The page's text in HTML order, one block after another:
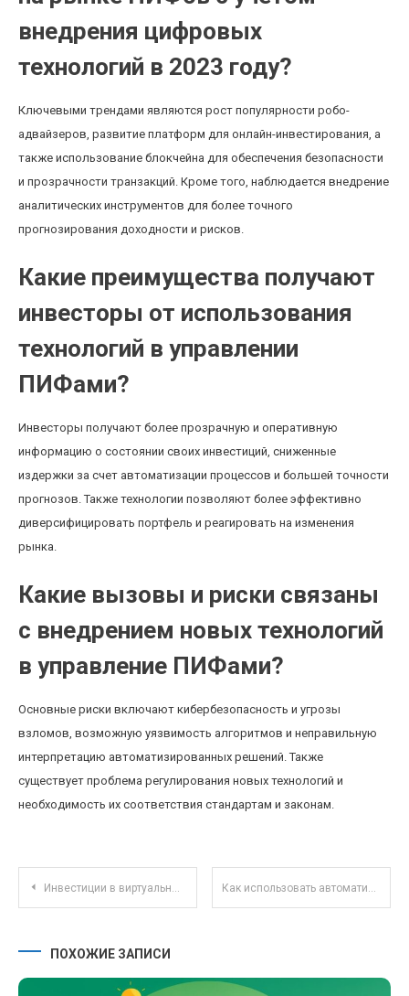
внедрения цифровых
технологий в 2023 году?
Ключевыми трендами являются рост популярности робо-
адвайзеров, развитие платформ для онлайн-инвестирования, а
также использование блокчейна для обеспечения безопасности
и прозрачности транзакций. Кроме того, наблюдается внедрение
аналитических инструментов для более точного
прогнозирования доходности и рисков.
Какие преимущества получают
инвесторы от использования
технологий в управлении
ПИФами?
Инвесторы получают более прозрачную и оперативную
информацию о состоянии своих инвестиций, сниженные
издержки за счет автоматизации процессов и большей точности
прогнозов. Также технологии позволяют более эффективно
диверсифицировать портфель и реагировать на изменения
рынка.
Какие вызовы и риски связаны
с внедрением новых технологий
в управление ПИФами?
Основные риски включают кибербезопасность и угрозы
взломов, возможную уязвимость алгоритмов и неправильную
интерпретацию автоматизированных решений. Также
существует проблема регулирования новых технологий и
необходимость их соответствия стандартам и законам.
Навигация по записям
Инвестиции в виртуальные земи и метавселенные: перспективы и риски в 2025 году Как использовать автоматизацию для повышения финансовой дисциплины и контроля расходов
ПОХОЖИЕ ЗАПИСИ